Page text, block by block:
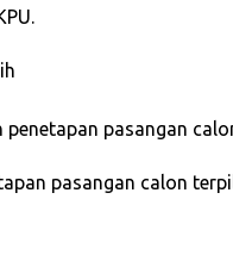
pasangan
pasangan calon